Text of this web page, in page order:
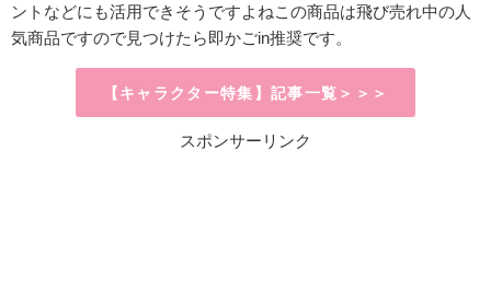
ントなどにも活用できそうですよねこの商品は飛び売れ中の人
気商品ですので見つけたら即かごin推奨です。
【キャラクター特集】記事一覧＞＞＞
スポンサーリンク